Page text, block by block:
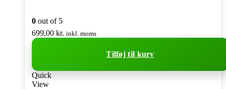
0 out of 5
699,00 kr. inkl. moms
Tilføj til kurv
Quick
View